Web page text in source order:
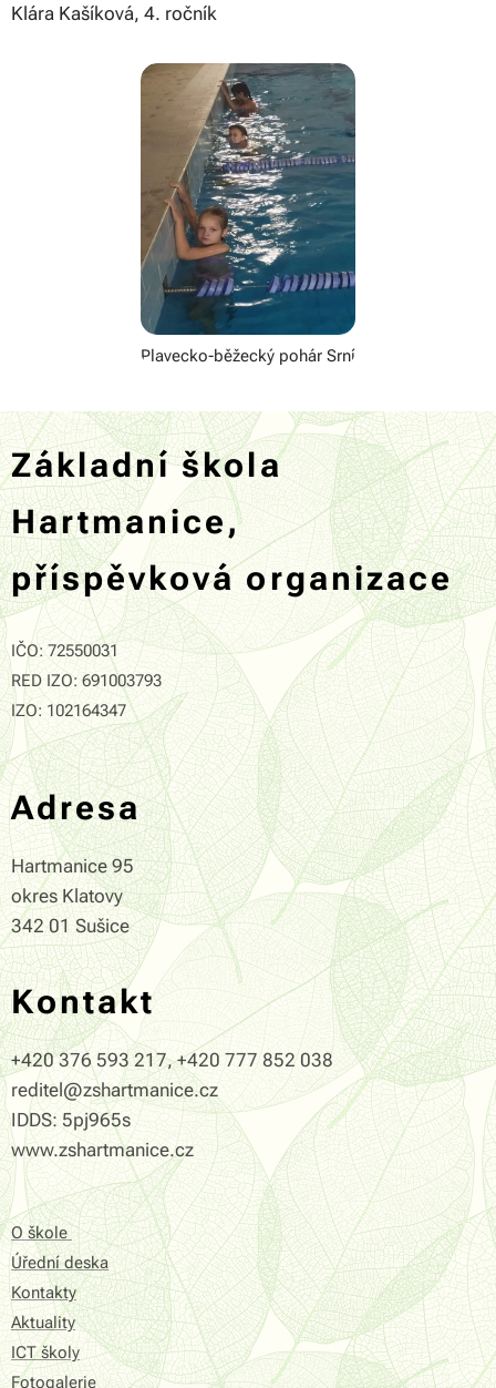
Klára Kašíková, 4. ročník
Plavecko-běžecký pohár Srní
Základní škola
Hartmanice,
příspěvková organizace
IČO: 72550031
RED IZO: 691003793
IZO: 102164347
Adresa
Hartmanice 95
okres Klatovy
342 01 Sušice
Kontakt
+420 376 593 217, +420 777 852 038
reditel@zshartmanice.cz
IDDS: 5pj965s
www.zshartmanice.cz
O škole
Úřední deska
Kontakty
Aktuality
ICT školy
Fotogalerie